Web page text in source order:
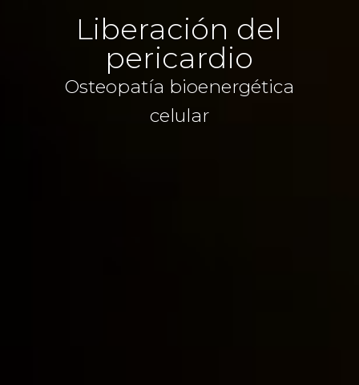
Liberación del
pericardio
Osteopatía bioenergética
celular